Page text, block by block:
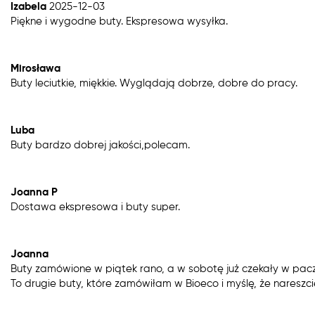
Izabela 2025-12-03
Piękne i wygodne buty. Ekspresowa wysyłka.
Mirosława
Buty leciutkie, miękkie. Wyglądają dobrze, dobre do pracy.
Luba
Buty bardzo dobrej jakości,polecam.
Joanna P
Dostawa ekspresowa i buty super.
Joanna
Buty zamówione w piątek rano, a w sobotę już czekały w
To drugie buty, które zamówiłam w Bioeco i myślę, że